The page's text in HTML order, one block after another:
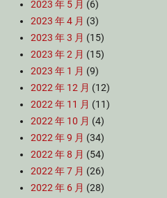
2023 年 5 月 (6)
2023 年 4 月 (3)
2023 年 3 月 (15)
2023 年 2 月 (15)
2023 年 1 月 (9)
2022 年 12 月 (12)
2022 年 11 月 (11)
2022 年 10 月 (4)
2022 年 9 月 (34)
2022 年 8 月 (54)
2022 年 7 月 (26)
2022 年 6 月 (28)